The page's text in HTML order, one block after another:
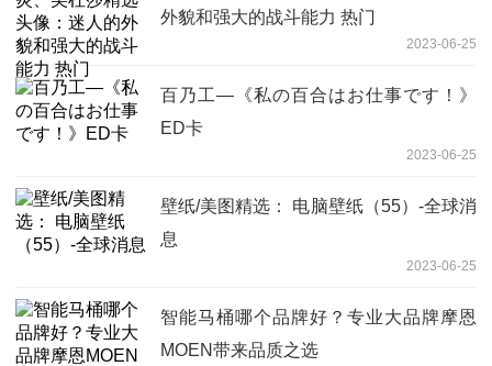
外貌和强大的战斗能力 热门
2023-06-25
百乃工—《私の百合はお仕事です！》
ED卡
2023-06-25
壁纸/美图精选： 电脑壁纸（55）-全球消
息
2023-06-25
智能马桶哪个品牌好？专业大品牌摩恩
MOEN带来品质之选